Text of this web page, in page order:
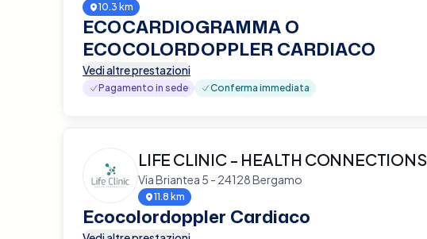
10.3 km
ECOCARDIOGRAMMA O
ECOCOLORDOPPLER CARDIACO
Vedi altre prestazioni
Pagamento in sede Conferma immediata
LIFE CLINIC - HEALTH CONNECTIONS
Via Briantea 5 - 24128 Bergamo
11.8 km
Ecocolordoppler Cardiaco